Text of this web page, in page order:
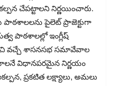
చేపట్టాలని నిర్ణయించారు.
పైలెట్ ప్రాజెక్టుగా
పాఠశాలల్లో ఇంగ్లీష్
వచ్చే శాసనసభ సమావేవాల
విధానపరమైన నిర్ణయం
ప్రకటిత లక్ష్యాలు, అమలు